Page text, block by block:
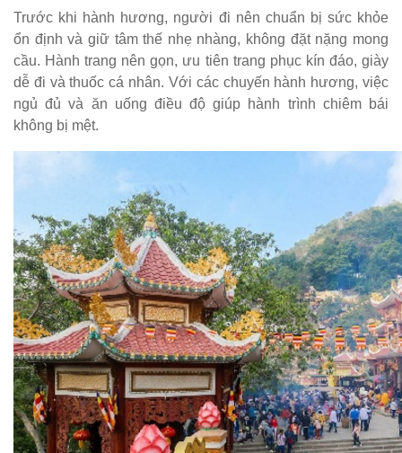
Trước khi hành hương, người đi nên chuẩn bị sức khỏe
ổn định và giữ tâm thế nhẹ nhàng, không đặt nặng mong
cầu. Hành trang nên gọn, ưu tiên trang phục kín đáo, giày
dễ đi và thuốc cá nhân. Với các chuyến hành hương, việc
ngủ đủ và ăn uống điều độ giúp hành trình chiêm bái
không bị mệt.